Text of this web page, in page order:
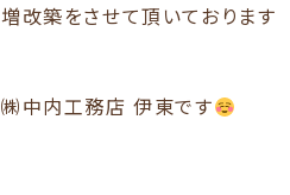
増改築をさせて頂いております
㈱中内工務店 伊東です